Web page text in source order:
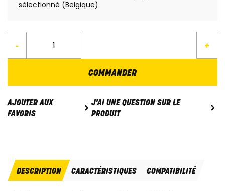
sélectionné (Belgique)
- +
COMMANDER
AJOUTER AUX
FAVORIS
J'AI UNE QUESTION SUR LE
PRODUIT
DESCRIPTION CARACTÉRISTIQUES COMPATIBILITÉ